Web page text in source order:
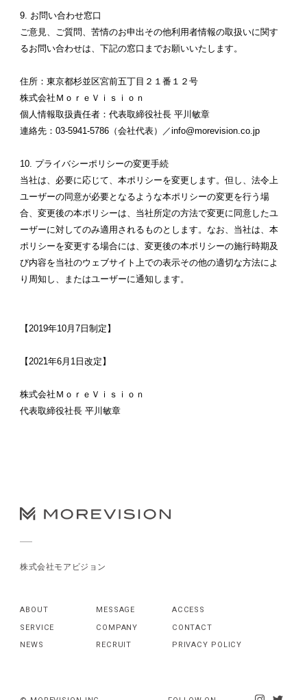
9. お問い合わせ窓口
ご意見、ご質問、苦情のお申出その他利用者情報の取扱いに関す
るお問い合わせは、下記の窓口までお願いいたします。
住所：東京都杉並区宮前五丁目２１番１２号
株式会社ＭｏｒｅＶｉｓｉｏｎ
個人情報取扱責任者：代表取締役社長 平川敏章
連絡先：03-5941-5786（会社代表）／info@morevision.co.jp
10. プライバシーポリシーの変更手続
当社は、必要に応じて、本ポリシーを変更します。但し、法令上
ユーザーの同意が必要となるような本ポリシーの変更を行う場
合、変更後の本ポリシーは、当社所定の方法で変更に同意したユ
ーザーに対してのみ適用されるものとします。なお、当社は、本
ポリシーを変更する場合には、変更後の本ポリシーの施行時期及
び内容を当社のウェブサイト上での表示その他の適切な方法によ
り周知し、またはユーザーに通知します。
【2019年10月7日制定】
【2021年6月1日改定】
株式会社ＭｏｒｅＶｉｓｉｏｎ
代表取締役社長 平川敏章
株式会社モアビジョン
ABOUT MESSAGE
ACCESS
SERVICE
COMPANY
CONTACT
NEWS
RECRUIT PRIVACY POLICY